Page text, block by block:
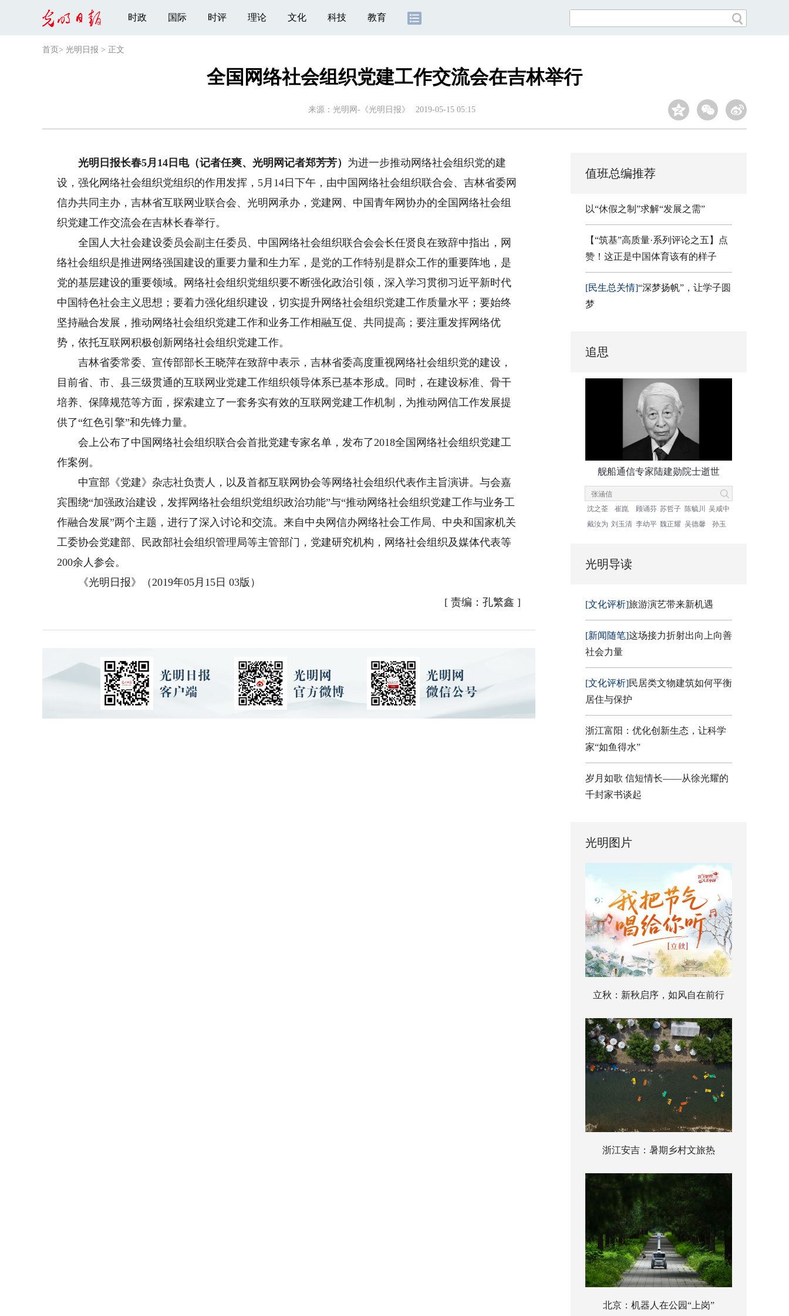
时政 国际 时评 理论 文化 科技 教育
首页 > 光明日报 > 正文
全国网络社会组织党建工作交流会在吉林举行
来源： 光明网-《光明日报》 2019-05-15 05:15
光明日报长春5月14日电（记者任爽、光明网记者郑芳芳） 为进一步推动网络社会组织党的建
设，强化网络社会组织党组织的作用发挥，5月14日下午，由中国网络社会组织联合会、吉林省委网
信办共同主办，吉林省互联网业联合会、光明网承办，党建网、中国青年网协办的全国网络社会组
织党建工作交流会在吉林长春举行。
全国人大社会建设委员会副主任委员、中国网络社会组织联合会会长任贤良在致辞中指出，网
络社会组织是推进网络强国建设的重要力量和生力军，是党的工作特别是群众工作的重要阵地，是
党的基层建设的重要领域。网络社会组织党组织要不断强化政治引领，深入学习贯彻习近平新时代
中国特色社会主义思想；要着力强化组织建设，切实提升网络社会组织党建工作质量水平；要始终
坚持融合发展，推动网络社会组织党建工作和业务工作相融互促、共同提高；要注重发挥网络优
势，依托互联网积极创新网络社会组织党建工作。
吉林省委常委、宣传部部长王晓萍在致辞中表示，吉林省委高度重视网络社会组织党的建设，
目前省、市、县三级贯通的互联网业党建工作组织领导体系已基本形成。同时，在建设标准、骨干
培养、保障规范等方面，探索建立了一套务实有效的互联网党建工作机制，为推动网信工作发展提
供了“红色引擎”和先锋力量。
会上公布了中国网络社会组织联合会首批党建专家名单，发布了2018全国网络社会组织党建工
作案例。
中宣部《党建》杂志社负责人，以及首都互联网协会等网络社会组织代表作主旨演讲。与会嘉
宾围绕“加强政治建设，发挥网络社会组织党组织政治功能”与“推动网络社会组织党建工作与业务工
作融合发展”两个主题，进行了深入讨论和交流。来自中央网信办网络社会工作局、中央和国家机关
工委协会党建部、民政部社会组织管理局等主管部门，党建研究机构，网络社会组织及媒体代表等
200余人参会。
《光明日报》（2019年05月15日 03版）
[ 责编：孔繁鑫 ]
值班总编推荐
以“休假之制”求解“发展之需”
【“筑基”高质量·系列评论之五】点
赞！这正是中国体育该有的样子
[民生总关情]“深梦扬帆”，让学子圆
梦
追思
舰船通信专家陆建勋院士逝世
沈之荃 崔崑 顾诵芬 苏哲子 陈毓川
吴咸中
戴汝为 刘玉清 李幼平 魏正耀 吴德馨 孙玉
光明导读
[文化评析]旅游演艺带来新机遇
[新闻随笔]这场接力折射出向上向善
社会力量
[文化评析]民居类文物建筑如何平衡
居住与保护
浙江富阳：优化创新生态，让科学
家“如鱼得水”
岁月如歌 信短情长——从徐光耀的
千封家书谈起
光明图片
立秋：新秋启序，如风自在前行
浙江安吉：暑期乡村文旅热
北京：机器人在公园“上岗”